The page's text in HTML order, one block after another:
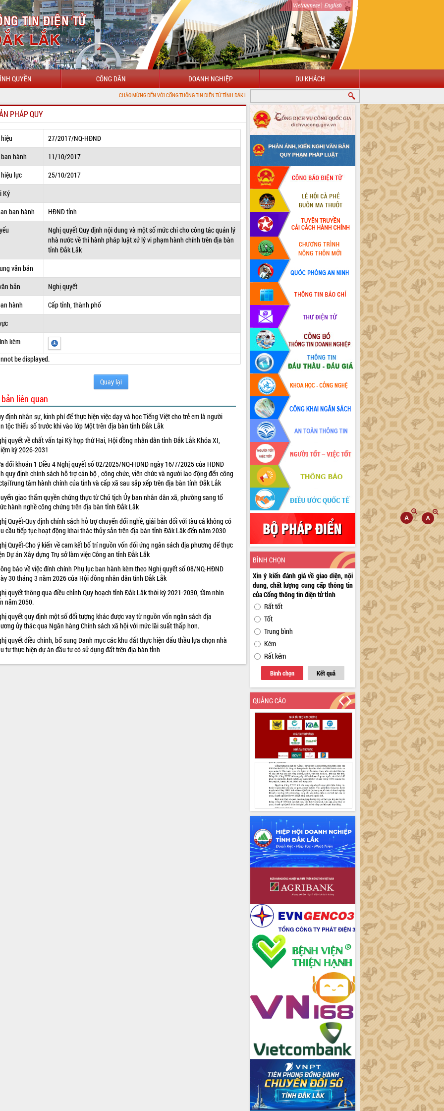
Vietnamese| English
QUYỀN CÔNG DÂN DOANH NGHIỆP DU KHÁCH
CHÀO MỪNG ĐẾN VỚI CỔNG THÔNG TIN ĐIỆN TỬ TỈNH ĐẮK LẮK
PHÁP QUY
27/2017/NQ-HĐND
hành
11/10/2017
lực
25/10/2017
Ký
ban hành
HĐND tỉnh
Nghị quyết Quy định nội dung và một số mức chi cho công tác quản lý
nhà nước về thi hành pháp luật xử lý vi phạm hành chính trên địa bàn
tỉnh Đắk Lắk
văn bản
bản
Nghị quyết
hành
Cấp tỉnh, thành phố
kèm
be displayed.
Quay lại
liên quan
định nhân sự, kinh phí để thực hiện việc dạy và học Tiếng Việt cho trẻ em là người
tộc thiểu số trước khi vào lớp Một trên địa bàn tỉnh Đắk Lắk
quyết về chất vấn tại Kỳ họp thứ Hai, Hội đồng nhân dân tỉnh Đắk Lắk Khóa XI,
kỳ 2026-2031
đổi khoản 1 Điều 4 Nghị quyết số 02/2025/NQ-HĐND ngày 16/7/2025 của HĐND
quy định chính sách hỗ trợ cán bộ , công chức, viên chức và người lao động đến công
tâm hành chính của tỉnh và cấp xã sau sắp xếp trên địa bàn tỉnh Đắk Lắk
giao thẩm quyền chứng thực từ Chủ tịch Ủy ban nhân dân xã, phường sang tổ
hành nghề công chứng trên địa bàn tỉnh Đắk Lắk
Quyết-Quy định chính sách hỗ trợ chuyển đổi nghề, giải bản đối với tàu cá không có
cầu tiếp tục hoạt động khai thác thủy sản trên địa bàn tỉnh Đắk Lắk đến năm 2030
Quyết-Cho ý kiến về cam kết bố trí nguồn vốn đối ứng ngân sách địa phương để thực
Dự án Xây dựng Trụ sở làm việc Công an tỉnh Đắk Lắk
báo về việc đính chính Phụ lục ban hành kèm theo Nghị quyết số 08/NQ-HĐND
30 tháng 3 năm 2026 của Hội đồng nhân dân tỉnh Đắk Lắk
quyết thông qua điều chỉnh Quy hoạch tỉnh Đắk Lắk thời kỳ 2021-2030, tầm nhìn
năm 2050.
quyết quy định một số đối tượng khác được vay từ nguồn vốn ngân sách địa
ủy thác qua Ngân hàng Chính sách xã hội với mức lãi suất thấp hơn.
quyết điều chỉnh, bổ sung Danh mục các khu đất thực hiện đấu thầu lựa chọn nhà
tư thực hiện dự án đầu tư có sử dụng đất trên địa bàn tỉnh
BÌNH CHỌN
Xin ý kiến đánh giá về giao diện, nội
dung, chất lượng cung cấp thông tin
của Cổng thông tin điện tử tỉnh
Rất tốt
Tốt
Trung bình
Kém
Rất kém
Bình chọn Kết quả
QUẢNG CÁO